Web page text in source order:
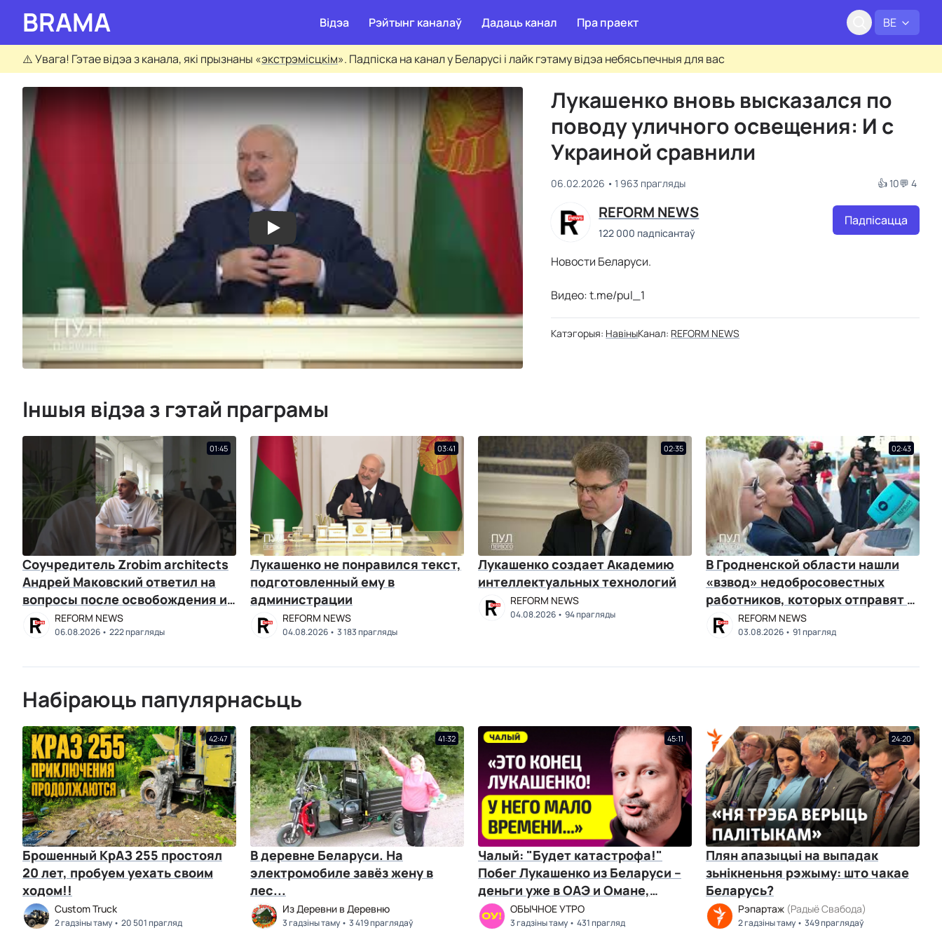
BRAMA BE
Відэа Рэйтынг каналаў Дадаць канал Пра праект
⚠️Увага! Гэтае відэа з канала, які прызнаны «экстрэмісцкім». Падпіска на канал у Беларусі і лайк гэтаму відэа небясьпечныя для вас
Лукашенко вновь высказался по
поводу уличного освещения: И с
Украиной сравнили
06.02.2026 1 963 прагляды 👍 10💬 4
REFORM NEWS
122 000 падпісантаў
Падпісацца
Новости Беларуси.
Видео: t.me/pul_1
Катэгорыя: НавіныКанал: REFORM NEWS
Іншыя відэа з гэтай праграмы
01:45
Соучредитель Zrobim architects
Андрей Маковский ответил на
вопросы после освобождения из
СИЗОREFORM NEWS
06.08.2026 222 прагляды
03:41
Лукашенко не понравился текст,
подготовленный ему в
администрации
REFORM NEWS
04.08.2026 3 183 прагляды
02:35
Лукашенко создает Академию
интеллектуальных технологий
REFORM NEWS
04.08.2026 94 прагляды
02:43
В Гродненской области нашли
«взвод» недобросовестных
работников, которых отправят в
армиюREFORM NEWS
03.08.2026 91 прагляд
Набіраюць папулярнасьць
42:47
Брошенный КрАЗ 255 простоял
20 лет, пробуем уехать своим
ходом!!
Custom Truck
2 гадзіны таму 20 501 прагляд
41:32
В деревне Беларуси. На
электромобиле завёз жену в
лес...
Из Деревни в Деревню
3 гадзіны таму 3 419 праглядаў
45:11
Чалый: "Будет катастрофа!"
Побег Лукашенко из Беларуси –
деньги уже в ОАЭ и Омане,
распад России
ОБЫЧНОЕ УТРО
3 гадзіны таму 431 прагляд
24:20
Плян апазыцыі на выпадак
зьнікненьня рэжыму: што чакае
Беларусь?
Рэпартаж (Радыё Свабода)
2 гадзіны таму 349 праглядаў